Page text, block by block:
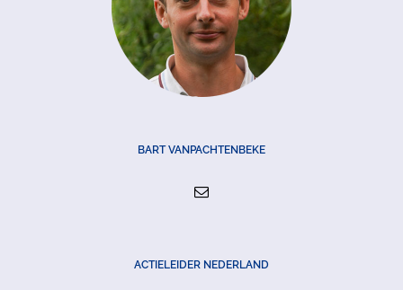
BART VANPACHTENBEKE
ACTIELEIDER NEDERLAND